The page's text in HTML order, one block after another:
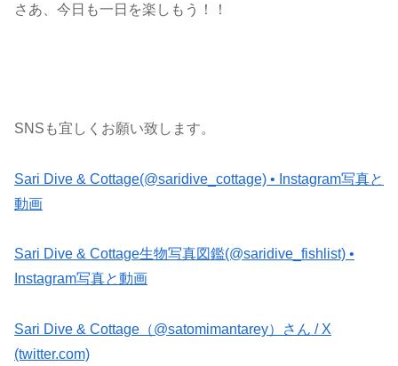
さあ、今日も一日を楽しもう！！
SNSも宜しくお願い致します。
Sari Dive & Cottage(@saridive_cottage) • Instagram写真と
動画
Sari Dive & Cottage生物写真図鑑(@saridive_fishlist) •
Instagram写真と動画
Sari Dive & Cottage（@satomimantarey）さん / X
(twitter.com)